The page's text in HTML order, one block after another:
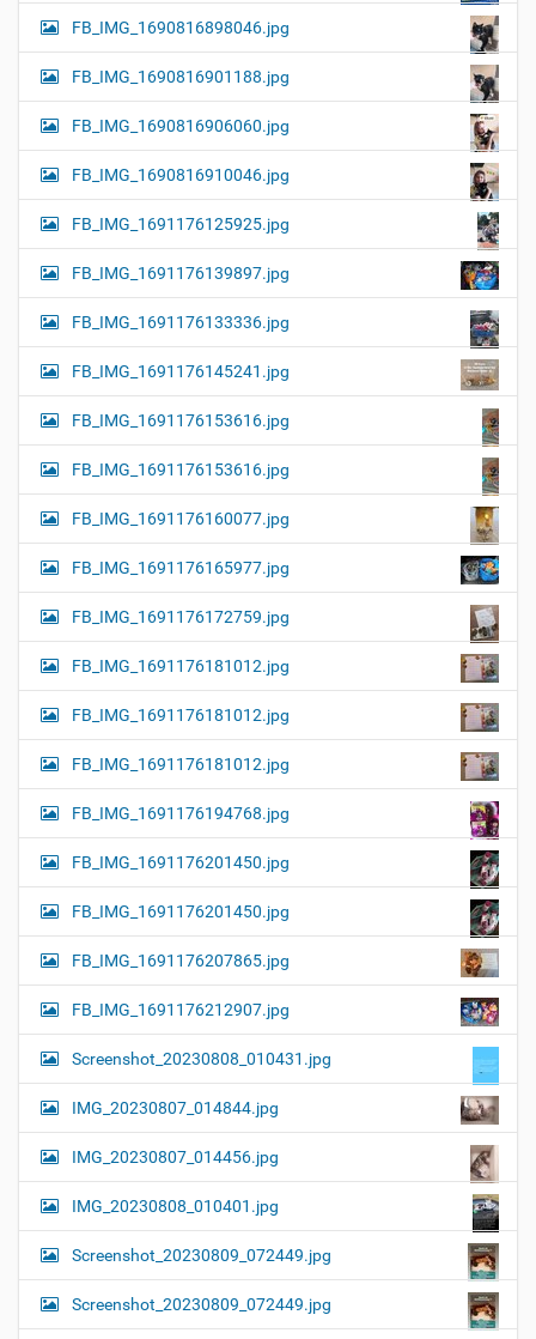
FB_IMG_1690816898046.jpg
FB_IMG_1690816901188.jpg
FB_IMG_1690816906060.jpg
FB_IMG_1690816910046.jpg
FB_IMG_1691176125925.jpg
FB_IMG_1691176139897.jpg
FB_IMG_1691176133336.jpg
FB_IMG_1691176145241.jpg
FB_IMG_1691176153616.jpg
FB_IMG_1691176153616.jpg
FB_IMG_1691176160077.jpg
FB_IMG_1691176165977.jpg
FB_IMG_1691176172759.jpg
FB_IMG_1691176181012.jpg
FB_IMG_1691176181012.jpg
FB_IMG_1691176181012.jpg
FB_IMG_1691176194768.jpg
FB_IMG_1691176201450.jpg
FB_IMG_1691176201450.jpg
FB_IMG_1691176207865.jpg
FB_IMG_1691176212907.jpg
Screenshot_20230808_010431.jpg
IMG_20230807_014844.jpg
IMG_20230807_014456.jpg
IMG_20230808_010401.jpg
Screenshot_20230809_072449.jpg
Screenshot_20230809_072449.jpg